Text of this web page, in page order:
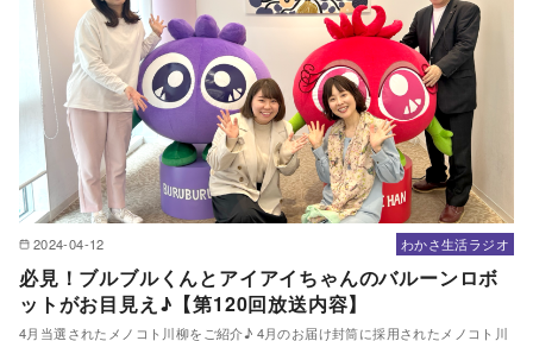
2024-04-12 わかさ生活ラジオ
必見！ブルブルくんとアイアイちゃんのバルーンロボ
ットがお目見え♪【第120回放送内容】
4月当選されたメノコト川柳をご紹介♪ 4月のお届け封筒に採用されたメノコト川